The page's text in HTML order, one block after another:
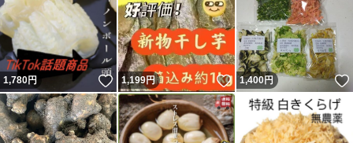
1,780円 いいね！
1,199円 いいね！
1,400円